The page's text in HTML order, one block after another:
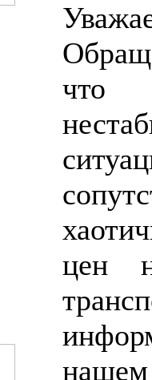
что
цен